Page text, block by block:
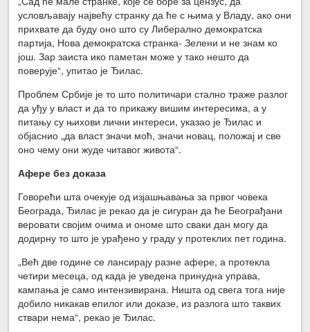
условљавају највећу странку да ће с њима у Владу, ако они
прихвате да буду оно што су Либерално демократска
партија, Нова демократска странка- Зелени и не знам ко
још. Зар заиста ико паметан може у тако нешто да
поверује“, упитао је Ђилас.
Проблем Србије је то што политичари стално траже разлог
да уђу у власт и да то прикажу вишим интересима, а у
питању су њихови лични интереси, указао је Ђилас и
објаснио „да власт значи моћ, значи новац, положај и све
оно чему они жуде читавог живота“.
Афере без доказа
Говорећи шта очекује од изјашњавања за првог човека
Београда, Ђилас је рекао да је сигуран да ће Београђани
веровати својим очима и ономе што сваки дан могу да
додирну то што је урађено у граду у протеклих пет година.
„Већ две године се лансирају разне афере, а протекла
четири месеца, од када је уведена принудна управа,
кампања је само интензивирана. Ништа од свега тога није
добило никакав епилог или доказе, из разлога што таквих
ствари нема“, рекао је Ђилас.